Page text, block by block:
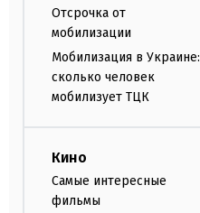
Отсрочка от
мобилизации
Мобилизация в Украине:
сколько человек
мобилизует ТЦК
Кино
Самые интересные
фильмы